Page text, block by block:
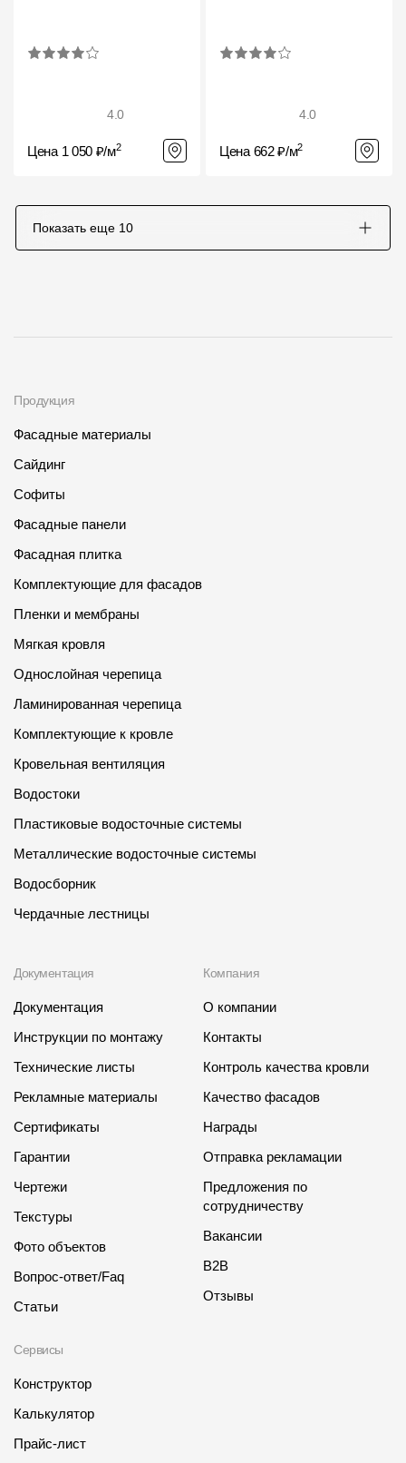
Контакты
Адрес
125212, Россия, Москва, Головинское ш., д. 5, стр. 1(БЦ
4.0
Цена 1 050 ₽/м2
4.0
Цена 662 ₽/м2
Показать еще 10
Продукция
Фасадные материалы
Сайдинг
Софиты
Фасадные панели
Фасадная плитка
Комплектующие для фасадов
Пленки и мембраны
Мягкая кровля
Однослойная черепица
Ламинированная черепица
Комплектующие к кровле
Кровельная вентиляция
Водостоки
Пластиковые водосточные системы
Металлические водосточные системы
Водосборник
Чердачные лестницы
Документация
Документация
Инструкции по монтажу
Технические листы
Рекламные материалы
Сертификаты
Гарантии
Чертежи
Текстуры
Фото объектов
Вопрос-ответ/Faq
Статьи
Сервисы
Конструктор
Калькулятор
Прайс-лист
Компания
О компании
Контакты
Контроль качества кровли
Качество фасадов
Награды
Отправка рекламации
Предложения по
сотрудничеству
Вакансии
B2B
Отзывы